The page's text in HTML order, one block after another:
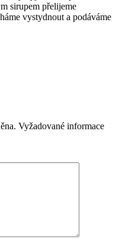
sirupem přelijeme
vystydnout a podáváme
Vyžadované informace